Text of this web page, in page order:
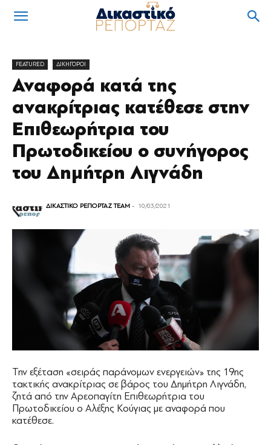
FEATURED ΔΙΚΗΓΟΡΟΙ
Αναφορά κατά της
ανακρίτριας κατέθεσε στην
Επιθεωρήτρια του
Πρωτοδικείου ο συνήγορος
του Δημήτρη Λιγνάδη
ΔΙΚΑΣΤΙΚΟ ΡΕΠΟΡΤΑΖ TEAM - 10/03/2021
Την εξέταση «σειράς παράνομων ενεργειών» της 19ης
τακτικής ανακρίτριας σε βάρος του Δημήτρη Λιγνάδη,
ζητά από την Αρεοπαγίτη Επιθεωρήτρια του
Πρωτοδικείου ο Αλέξης Κούγιας με αναφορά που
κατέθεσε.